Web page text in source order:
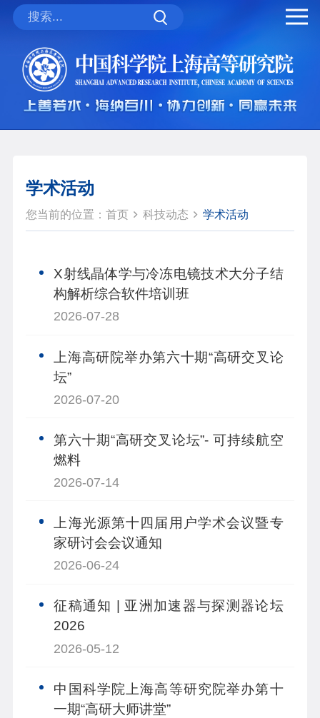
学术活动
您当前的位置： 首页 科技动态 学术活动
X射线晶体学与冷冻电镜技术大分子结
构解析综合软件培训班
2026-07-28
上海高研院举办第六十期“高研交叉论
坛”
2026-07-20
第六十期“高研交叉论坛”- 可持续航空
燃料
2026-07-14
上海光源第十四届用户学术会议暨专
家研讨会会议通知
2026-06-24
征稿通知 | 亚洲加速器与探测器论坛
2026
2026-05-12
中国科学院上海高等研究院举办第十
一期“高研大师讲堂”